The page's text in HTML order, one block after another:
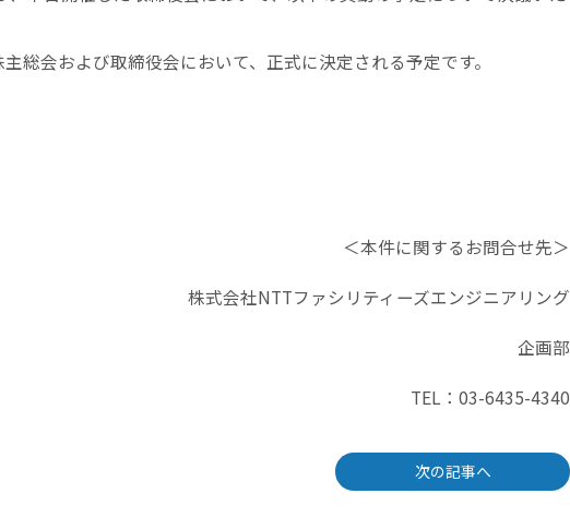
総会および取締役会において、正式に決定される予定です。
＜本件に関するお問合せ先＞
株式会社NTTファシリティーズエンジニアリング
企画部
TEL：03-6435-4340
次の記事へ